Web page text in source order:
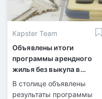
Kapster Team
Объявлены итоги
программы арендного
жилья без выкупа в
Астане
В столице объявлены
результаты программы